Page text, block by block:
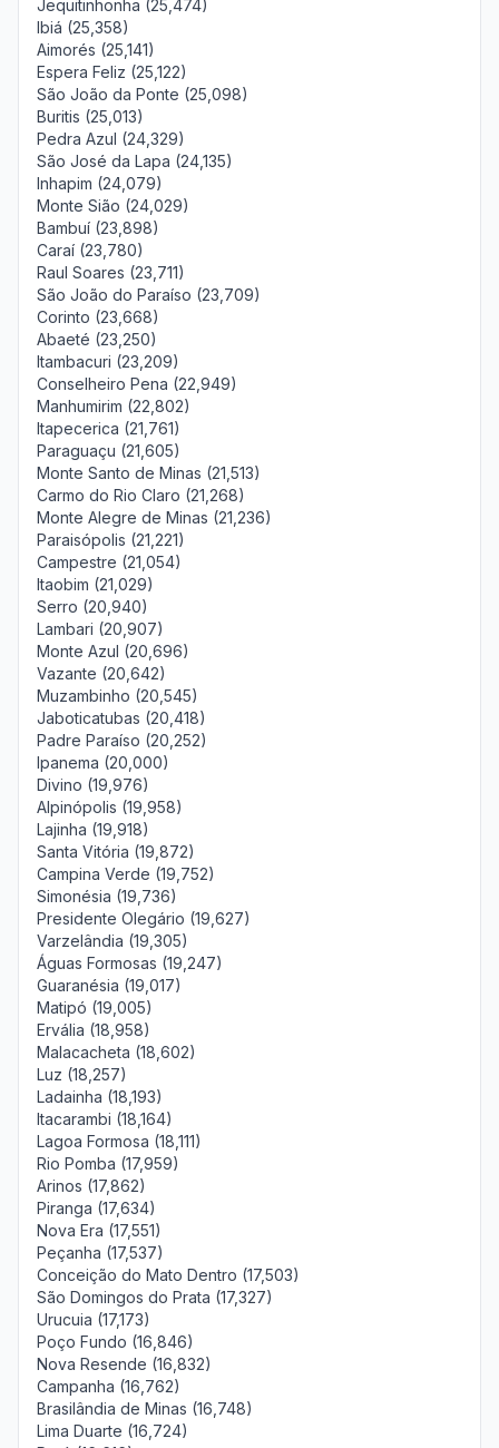
Jequitinhonha (25,474)
Ibiá (25,358)
Aimorés (25,141)
Espera Feliz (25,122)
São João da Ponte (25,098)
Buritis (25,013)
Pedra Azul (24,329)
São José da Lapa (24,135)
Inhapim (24,079)
Monte Sião (24,029)
Bambuí (23,898)
Caraí (23,780)
Raul Soares (23,711)
São João do Paraíso (23,709)
Corinto (23,668)
Abaeté (23,250)
Itambacuri (23,209)
Conselheiro Pena (22,949)
Manhumirim (22,802)
Itapecerica (21,761)
Paraguaçu (21,605)
Monte Santo de Minas (21,513)
Carmo do Rio Claro (21,268)
Monte Alegre de Minas (21,236)
Paraisópolis (21,221)
Campestre (21,054)
Itaobim (21,029)
Serro (20,940)
Lambari (20,907)
Monte Azul (20,696)
Vazante (20,642)
Muzambinho (20,545)
Jaboticatubas (20,418)
Padre Paraíso (20,252)
Ipanema (20,000)
Divino (19,976)
Alpinópolis (19,958)
Lajinha (19,918)
Santa Vitória (19,872)
Campina Verde (19,752)
Simonésia (19,736)
Presidente Olegário (19,627)
Varzelândia (19,305)
Águas Formosas (19,247)
Guaranésia (19,017)
Matipó (19,005)
Ervália (18,958)
Malacacheta (18,602)
Luz (18,257)
Ladainha (18,193)
Itacarambi (18,164)
Lagoa Formosa (18,111)
Rio Pomba (17,959)
Arinos (17,862)
Piranga (17,634)
Nova Era (17,551)
Peçanha (17,537)
Conceição do Mato Dentro (17,503)
São Domingos do Prata (17,327)
Urucuia (17,173)
Poço Fundo (16,846)
Nova Resende (16,832)
Campanha (16,762)
Brasilândia de Minas (16,748)
Lima Duarte (16,724)